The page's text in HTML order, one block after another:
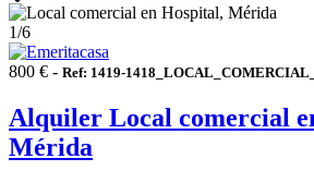
1/6
800 € - Ref: 1419-
Alquiler Local comercial
Mérida